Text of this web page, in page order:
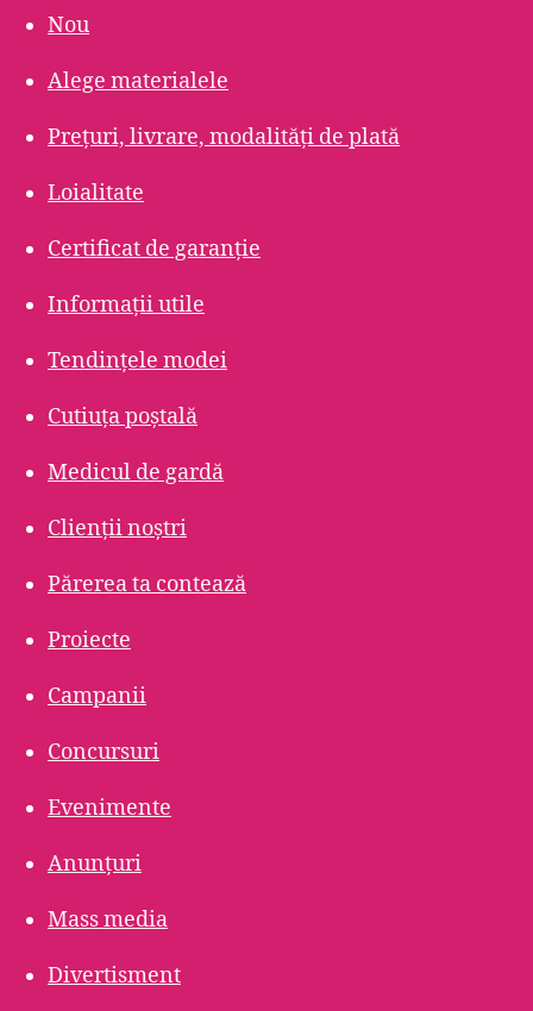
Nou
Alege materialele
Prețuri, livrare, modalități de plată
Loialitate
Certificat de garanție
Informații utile
Tendințele modei
Cutiuța poștală
Medicul de gardă
Clienții noștri
Părerea ta contează
Proiecte
Campanii
Concursuri
Evenimente
Anunțuri
Mass media
Divertisment